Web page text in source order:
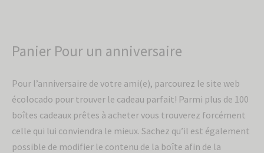
Panier Pour un anniversaire
Pour l’anniversaire de votre ami(e), parcourez le site web
écolocado pour trouver le cadeau parfait! Parmi plus de 100
boîtes cadeaux prêtes à acheter vous trouverez forcément
celle qui lui conviendra le mieux. Sachez qu’il est également
possible de modifier le contenu de la boîte afin de la